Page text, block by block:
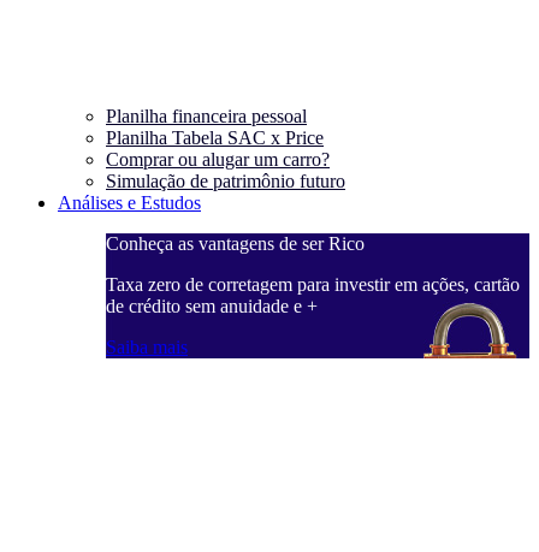
Planilha financeira pessoal
Planilha Tabela SAC x Price
Comprar ou alugar um carro?
Simulação de patrimônio futuro
Análises e Estudos
Conheça as vantagens de ser Rico
Taxa zero de corretagem para investir em ações, cartão
de crédito sem anuidade e +
Saiba mais